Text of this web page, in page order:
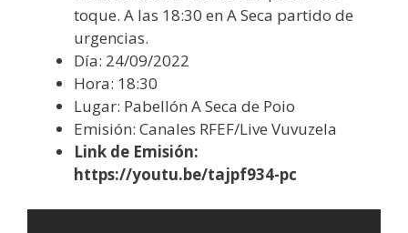
toque. A las 18:30 en A Seca partido de
urgencias.
Día: 24/09/2022
Hora: 18:30
Lugar: Pabellón A Seca de Poio
Emisión: Canales RFEF/Live Vuvuzela
Link de Emisión:
https://youtu.be/tajpf934-pc